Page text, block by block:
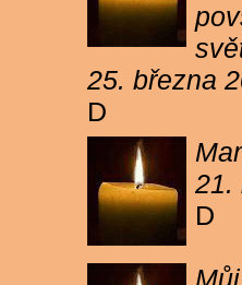
25. března
D
21.
D